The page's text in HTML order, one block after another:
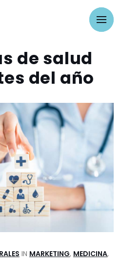
de salud
del año
IN MARKETING, MEDICINA,